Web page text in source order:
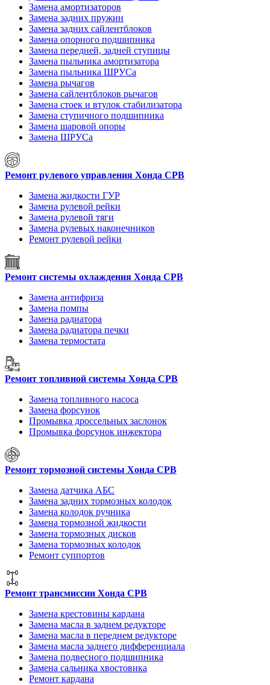
Замена амортизаторов
Замена задних пружин
Замена задних сайлентблоков
Замена опорного подшипника
Замена передней, задней ступицы
Замена пыльника амортизатора
Замена пыльника ШРУСа
Замена рычагов
Замена сайлентблоков рычагов
Замена стоек и втулок стабилизатора
Замена ступичного подшипника
Замена шаровой опоры
Замена ШРУСа
Ремонт рулевого управления Хонда СРВ
Замена жидкости ГУР
Замена рулевой рейки
Замена рулевой тяги
Замена рулевых наконечников
Ремонт рулевой рейки
Ремонт системы охлаждения Хонда СРВ
Замена антифриза
Замена помпы
Замена радиатора
Замена радиатора печки
Замена термостата
Ремонт топливной системы Хонда СРВ
Замена топливного насоса
Замена форсунок
Промывка дроссельных заслонок
Промывка форсунок инжектора
Ремонт тормозной системы Хонда СРВ
Замена датчика АБС
Замена задних тормозных колодок
Замена колодок ручника
Замена тормозной жидкости
Замена тормозных дисков
Замена тормозных колодок
Ремонт суппортов
Ремонт трансмиссии Хонда СРВ
Замена крестовины кардана
Замена масла в заднем редукторе
Замена масла в переднем редукторе
Замена масла заднего дифференциала
Замена подвесного подшипника
Замена сальника хвостовика
Ремонт кардана